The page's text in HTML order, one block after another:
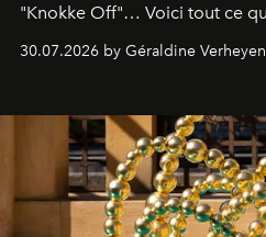
"Knokke Off"… Voici tout ce
30.07.2026 by Géraldine Verheyen